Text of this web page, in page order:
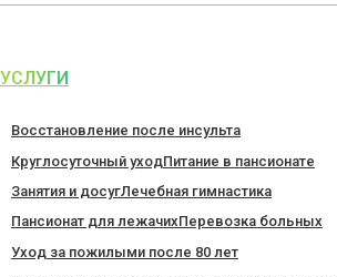
Перейти
содержанию
УСЛУГИ
Восстановление после инсульта
Круглосуточный уходПитание в пансионате
Занятия и досугЛечебная гимнастика
Пансионат для лежачихПеревозка больных
Уход за пожилыми после 80 лет